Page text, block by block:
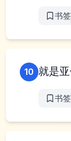
书签
10 就是
书签